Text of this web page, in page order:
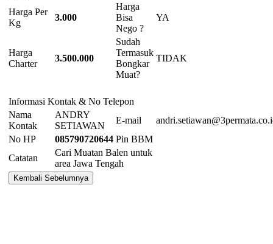
Harga Per
Kg
3.000
Harga
Bisa
Nego ?
YA
Harga
Charter
3.500.000
Sudah
Termasuk
Bongkar
Muat?
TIDAK
Informasi Kontak & No Telepon
Nama
Kontak
ANDRY
SETIAWAN
E-mail
No HP
085790720644 Pin BBM
Catatan
Cari Muatan Balen untuk
area Jawa Tengah